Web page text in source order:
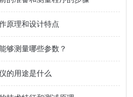
原理和设计特点
够测量哪些参数？
的用途是什么